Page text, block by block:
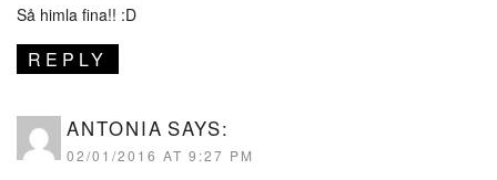
Så himla fina!! :D
REPLY
ANTONIA SAYS:
02/01/2016 AT 9:27 PM